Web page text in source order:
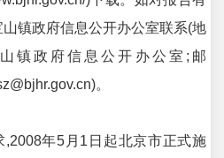
镇政府信息公开办公室联系(地
镇政府信息公开办公室;邮
。
年5月1日起北京市正式施